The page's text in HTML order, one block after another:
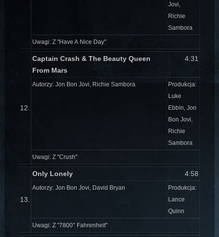
Jovi,
Richie
Sambora
Uwagi: Z ''Have A Nice Day''
12.
Captain Crash & The Beauty Queen
From Mars
4:31
Autorzy: Jon Bon Jovi, Richie Sambora
Produkcja:
Luke
Ebbin, Jon
Bon Jovi,
Richie
Sambora
Uwagi: Z ''Crush''
13.
Only Lonely 4:58
Autorzy: Jon Bon Jovi, David Bryan
Produkcja:
Lance
Quinn
Uwagi: Z ''7800° Fahrenheit''